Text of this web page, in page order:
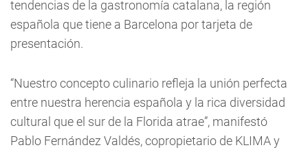
tendencias de la gastronomía catalana, la región
española que tiene a Barcelona por tarjeta de
presentación.
“Nuestro concepto culinario refleja la unión perfecta
entre nuestra herencia española y la rica diversidad
cultural que el sur de la Florida atrae”, manifestó
Pablo Fernández Valdés, copropietario de KLIMA y